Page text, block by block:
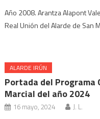
Año 2008. Arantza Alapont
Real Unión del Alarde de San
ALARDE IRÚN
Portada del
Marcial del año 2024
16 mayo, 2024 J. L.